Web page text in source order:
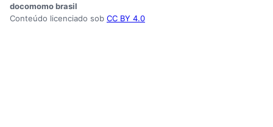
docomomo brasil
Conteúdo licenciado sob CC BY 4.0